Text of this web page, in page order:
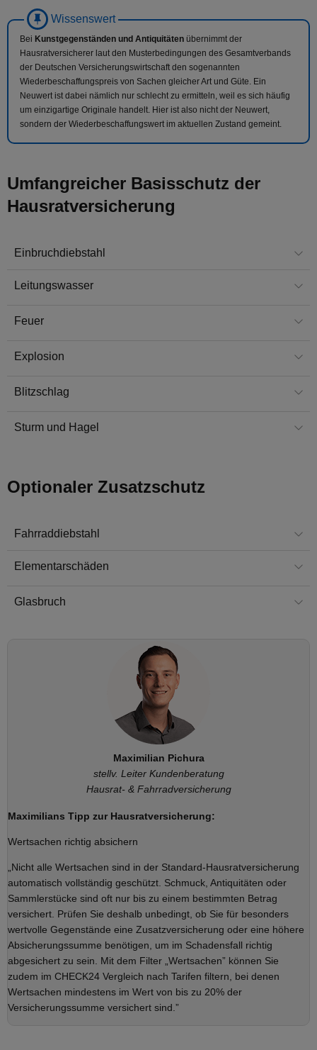
Bei Kunstgegenständen und Antiquitäten übernimmt der
Hausratversicherer laut den Musterbedingungen des Gesamtverbands
der Deutschen Versicherungswirtschaft den sogenannten
Wiederbeschaffungspreis von Sachen gleicher Art und Güte. Ein
Neuwert ist dabei nämlich nur schlecht zu ermitteln, weil es sich häufig
um einzigartige Originale handelt. Hier ist also nicht der Neuwert,
sondern der Wiederbeschaffungswert im aktuellen Zustand gemeint.
Umfangreicher Basisschutz der
Hausratversicherung
Einbruchdiebstahl
Leitungswasser
Feuer
Explosion
Blitzschlag
Sturm und Hagel
Optionaler Zusatzschutz
Fahrraddiebstahl
Elementarschäden
Glasbruch
Maximilian Pichura
stellv. Leiter Kundenberatung
Hausrat- & Fahrradversicherung
Maximilians Tipp zur Hausratversicherung:
Wertsachen richtig absichern
„Nicht alle Wertsachen sind in der Standard-Hausratversicherung
automatisch vollständig geschützt. Schmuck, Antiquitäten oder
Sammlerstücke sind oft nur bis zu einem bestimmten Betrag
versichert. Prüfen Sie deshalb unbedingt, ob Sie für besonders
wertvolle Gegenstände eine Zusatzversicherung oder eine höhere
Absicherungssumme benötigen, um im Schadensfall richtig
abgesichert zu sein. Mit dem Filter „Wertsachen” können Sie
zudem im CHECK24 Vergleich nach Tarifen filtern, bei denen
Wertsachen mindestens im Wert von bis zu 20% der
Versicherungssumme versichert sind.”